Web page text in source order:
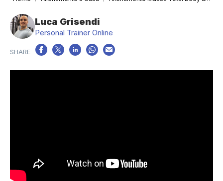
Luca Grisendi
Personal Trainer Online